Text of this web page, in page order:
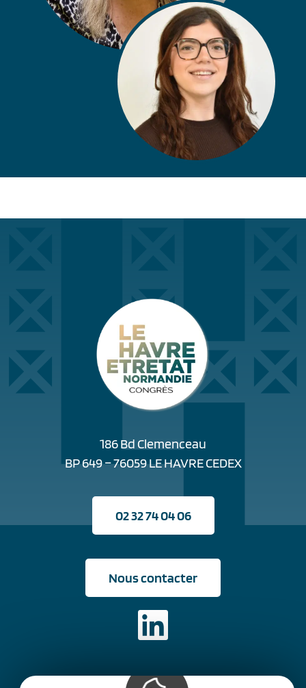
186 Bd Clemenceau
BP 649 – 76059 LE HAVRE CEDEX
02 32 74 04 06
Nous contacter